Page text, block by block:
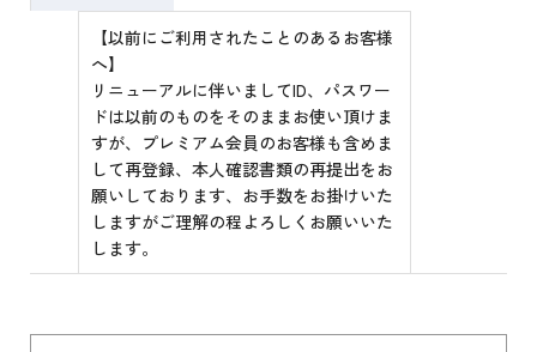
【以前にご利用されたことのあるお客様
へ】
リニューアルに伴いましてID、パスワー
ドは以前のものをそのままお使い頂けま
すが、プレミアム会員のお客様も含めま
して再登録、本人確認書類の再提出をお
願いしております、お手数をお掛けいた
しますがご理解の程よろしくお願いいた
します。